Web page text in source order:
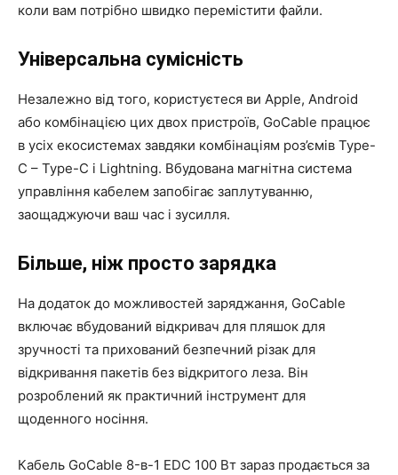
коли вам потрібно швидко перемістити файли.
Універсальна сумісність
Незалежно від того, користуєтеся ви Apple, Android
або комбінацією цих двох пристроїв, GoCable працює
в усіх екосистемах завдяки комбінаціям роз’ємів Type-
C – Type-C і Lightning. Вбудована магнітна система
управління кабелем запобігає заплутуванню,
заощаджуючи ваш час і зусилля.
Більше, ніж просто зарядка
На додаток до можливостей заряджання, GoCable
включає вбудований відкривач для пляшок для
зручності та прихований безпечний різак для
відкривання пакетів без відкритого леза. Він
розроблений як практичний інструмент для
щоденного носіння.
Кабель GoCable 8-в-1 EDC 100 Вт зараз продається за